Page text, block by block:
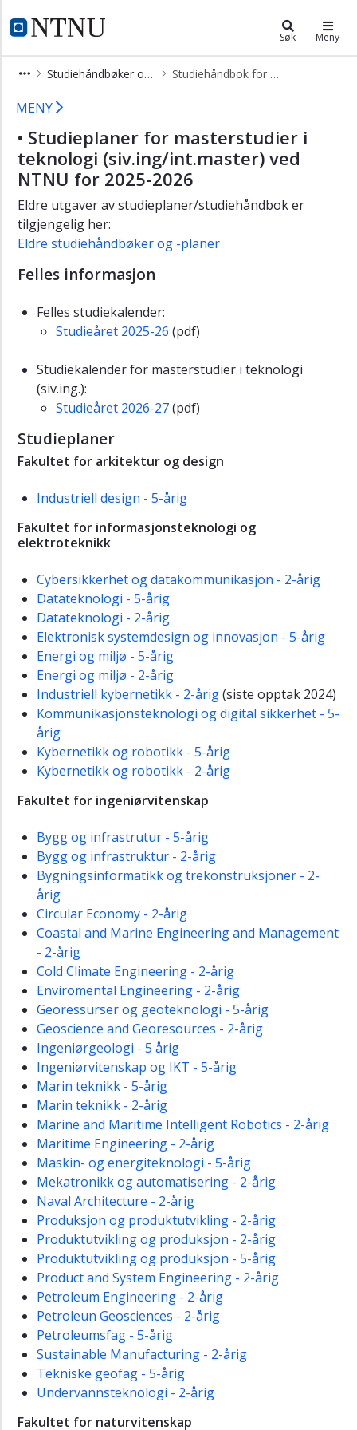
NTNU Hjemmeside
Studier Søk Meny
Studiehåndbøker og studieplaner Studiehåndbok for teknologi
Studiehåndbok for teknologi
×
Søk
opptak
Emnesøk
Studiehåndbøker
og
studieplaner
Studieavgift
MENY
• Studieplaner for masterstudier i
teknologi (siv.ing/int.master) ved
NTNU for 2025-2026
Eldre utgaver av studieplaner/studiehåndbok er
tilgjengelig her:
Eldre studiehåndbøker og -planer
Felles informasjon
Felles studiekalender:
Studieåret 2025-26 (pdf)
Studiekalender for masterstudier i teknologi
(siv.ing.):
Studieåret 2026-27(pdf)
Studieplaner
Fakultet for arkitektur og design
Industriell design - 5-årig
Fakultet for informasjonsteknologi og
elektroteknikk
Cybersikkerhet og datakommunikasjon - 2-årig
Datateknologi - 5-årig
Datateknologi - 2-årig
Elektronisk systemdesign og innovasjon - 5-årig
Energi og miljø - 5-årig
Energi og miljø - 2-årig
Industriell kybernetikk - 2-årig(siste opptak 2024)
Kommunikasjonsteknologi og digital sikkerhet - 5-
årig
Kybernetikk og robotikk - 5-årig
Kybernetikk og robotikk - 2-årig
Fakultet for ingeniørvitenskap
Bygg og infrastrutur - 5-årig
Bygg og infrastruktur - 2-årig
Bygningsinformatikk og trekonstruksjoner - 2-
årig
Circular Economy - 2-årig
Coastal and Marine Engineering and Management
- 2-årig
Cold Climate Engineering - 2-årig
Enviromental Engineering - 2-årig
Georessurser og geoteknologi - 5-årig
Geoscience and Georesources - 2-årig
Ingeniørgeologi - 5 årig
Ingeniørvitenskap og IKT - 5-årig
Marin teknikk - 5-årig
Marin teknikk - 2-årig
Marine and Maritime Intelligent Robotics - 2-årig
Maritime Engineering - 2-årig
Maskin- og energiteknologi - 5-årig
Mekatronikk og automatisering - 2-årig
Naval Architecture - 2-årig
Produksjon og produktutvikling - 2-årig
Produktutvikling og produksjon - 2-årig
Produktutvikling og produksjon - 5-årig
Product and System Engineering - 2-årig
Petroleum Engineering - 2-årig
Petroleun Geosciences - 2-årig
Petroleumsfag - 5-årig
Sustainable Manufacturing - 2-årig
Tekniske geofag - 5-årig
Undervannsteknologi - 2-årig
Fakultet for naturvitenskap